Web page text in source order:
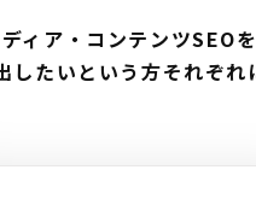
ィア・コンテンツSEO
たいという方それぞれ